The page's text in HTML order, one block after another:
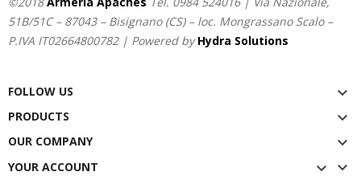
51B/51C – 87043 – Bisignano (CS) – loc. Mongrassano Scalo –
P.IVA IT02664800782 | Powered byHydra Solutions
FOLLOW US 
PRODUCTS 
OUR COMPANY


YOUR ACCOUNT 